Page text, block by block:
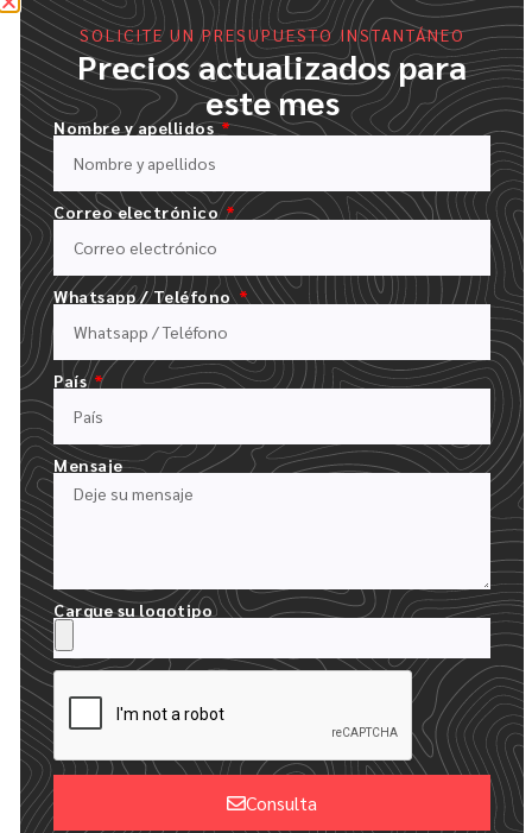
Proceso de pedido
Tan fácil como 1.2.3.4.5.6
RELLENE NUESTRO FORMULARIO DE PRESUPUESTO
CARGUE SU LOGOTIPO Y DESCRIBA SU PEDIDO
SOLICITE UN PRESUPUESTO INSTANTÁNEO
Precios actualizados para
este mes
Nombre y apellidos
Correo electrónico
Whatsapp / Teléfono
País
Mensaje
Cargue su logotipo
Consulta